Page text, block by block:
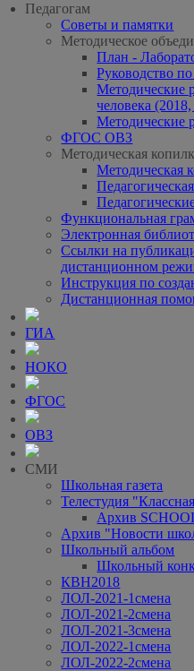
Педагогам
Советы и памятки
Методическое
План -
Руководство
Методические
человека
Методические
ФГОС ОВЗ
Методическая
Методическая
Функциональная
Электронная
Ссылки на
дистанционном
Инструкция по
Дистанционная
ГИА
НОКО
ФГОС
ОВЗ
СМИ
Школьная газета
Телестудия
Архив
Архив "Новости
Школьный альбом
Школьный
КВН2018
ЛОЛ-2021-1смена
ЛОЛ-2021-2смена
ЛОЛ-2021-3смена
ЛОЛ-2022-1смена
ЛОЛ-2022-2смена